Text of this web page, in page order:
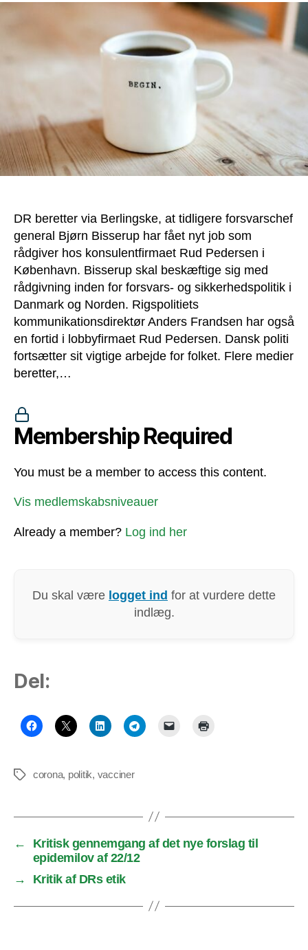
Nu
er
DR beretter via Berlingske, at tidligere forsvarschef
general Bjørn Bisserup har fået nyt job som
rådgiver hos konsulentfirmaet Rud Pedersen i
København. Bisserup skal beskæftige sig med
rådgivning inden for forsvars- og sikkerhedspolitik i
Danmark og Norden. Rigspolitiets
kommunikationsdirektør Anders Frandsen har også
en fortid i lobbyfirmaet Rud Pedersen. Dansk politi
fortsætter sit vigtige arbejde for folket. Flere medier
beretter,…
Membership Required
You must be a member to access this content.
Vis medlemskabsniveauer
Already a member? Log ind her
Du skal være logget ind for at vurdere dette
indlæg.
Del:
Tagscorona, politik, vacciner
←
Kritisk gennemgang af det nye forslag til
epidemilov af 22/12
→
Kritik af DRs etik